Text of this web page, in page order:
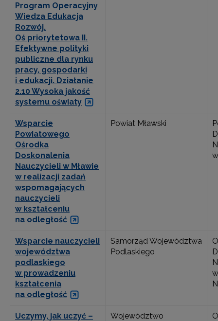
Program Operacyjny
Wiedza Edukacja
Rozwój.
Oś priorytetowa II.
Efektywne polityki
publiczne dla rynku
pracy, gospodarki
i edukacji. Działanie
2.10 Wysoka jakość
systemu oświaty
Wsparcie
Powiatowego
Ośrodka
Doskonalenia
Nauczycieli w Mławie
w realizacji zadań
wspomagających
nauczycieli
w kształceniu
na odległość
Powiat Mławski
Wsparcie nauczycieli
województwa
podlaskiego
w prowadzeniu
kształcenia
na odległość
Samorząd Województwa
Podlaskiego
Uczymy, jak uczyć –
Województwo